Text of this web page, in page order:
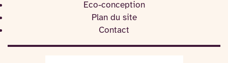
Eco-conception
Plan du site
Contact